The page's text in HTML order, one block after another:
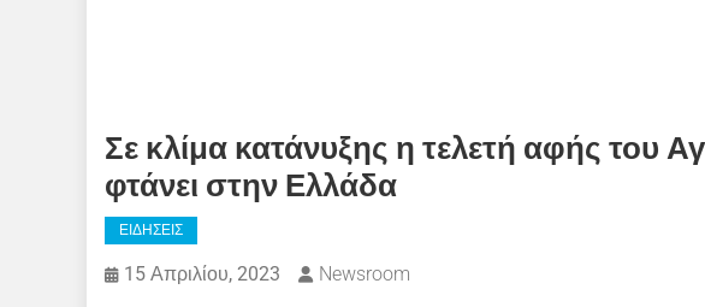
Σε κλίμα κατάνυξης η τελετή αφής του
φτάνει στην Ελλάδα
ΕΙΔΗΣΕΙΣ
15 Απριλίου, 2023 Newsroom